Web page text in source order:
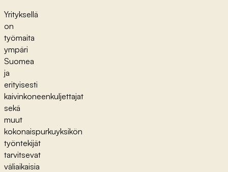
Yrityksellä
on
työmaita
ympäri
Suomea
ja
erityisesti
kaivinkoneenkuljettajat
sekä
muut
kokonaispurkuyksikön
työntekijät
tarvitsevat
väliaikaisia